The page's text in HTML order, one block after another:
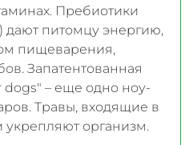
Пребиотики
дают питомцу энергию,
пищеварения,
Запатентованная
dogs" – еще одно ноу-
Травы, входящие в
укрепляют организм.